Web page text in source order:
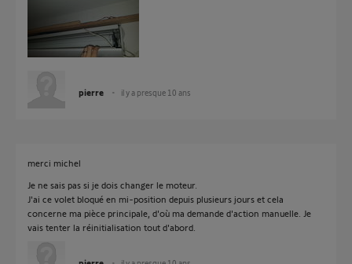
pierre il y a presque 10 ans
merci michel
Je ne sais pas si je dois changer le moteur.
J'ai ce volet bloqué en mi-position depuis plusieurs jours et cela
concerne ma pièce principale, d'où ma demande d'action manuelle. Je
vais tenter la réinitialisation tout d'abord.